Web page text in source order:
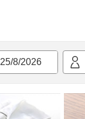
25/8/2026